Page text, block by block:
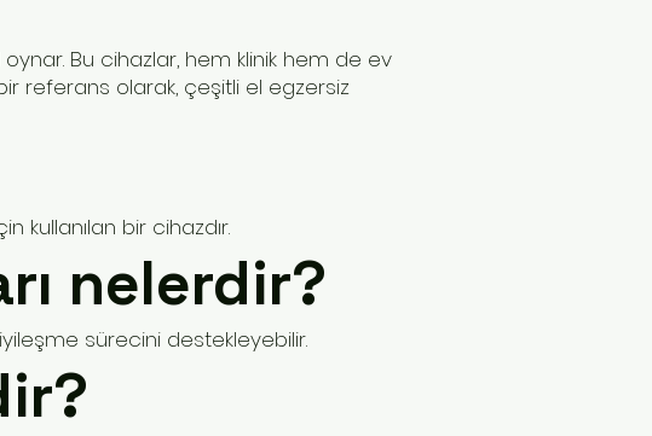
Bu cihazlar, hem klinik hem de ev
referans olarak, çeşitli el egzersiz
kullanılan bir cihazdır.
nelerdir?
sürecini destekleyebilir.